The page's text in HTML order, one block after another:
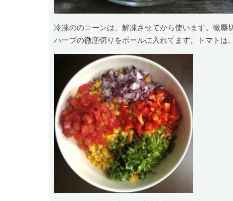
冷凍ののコーンは、解凍させてから使います。微塵
ハーブの微塵切りをボールに入れてます。トマトは